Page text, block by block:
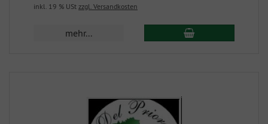
inkl. 19 % USt zzgl. Versandkosten
mehr...